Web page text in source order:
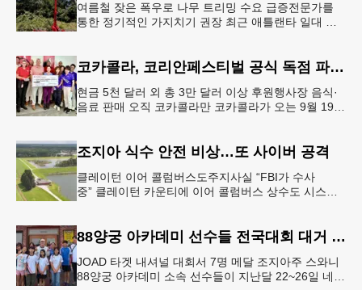
여름철 잦은 폭우로 나무 트리밍 수요 급증전문가를
통한 정기적인 가지치기 권장 최근 애틀랜타 일대 주
코카콜라, 코리안페스티벌 공식 독점 파트너 참여
현금 5천 달러 외 총 3만 달러 이상 후원행사장 음식·
음료 판매 오직 코카콜라만 코카콜라가 오는 9월 19-
조지아 식수 안전 비상…또 사이버 공격
클레이턴 이어 콜럼버스도주지사실 “FBI가 수사
중” 클레이턴 카운티에 이어 콜럼버스 상수도 시스템
88양궁 아카데미 선수들 전국대회 대거 입상
JOAD 타겟 내셔널 대회서 7명 메달 조지아주 스와니
88양궁 아카데미 소속 선수들이 지난달 22~26일 네브